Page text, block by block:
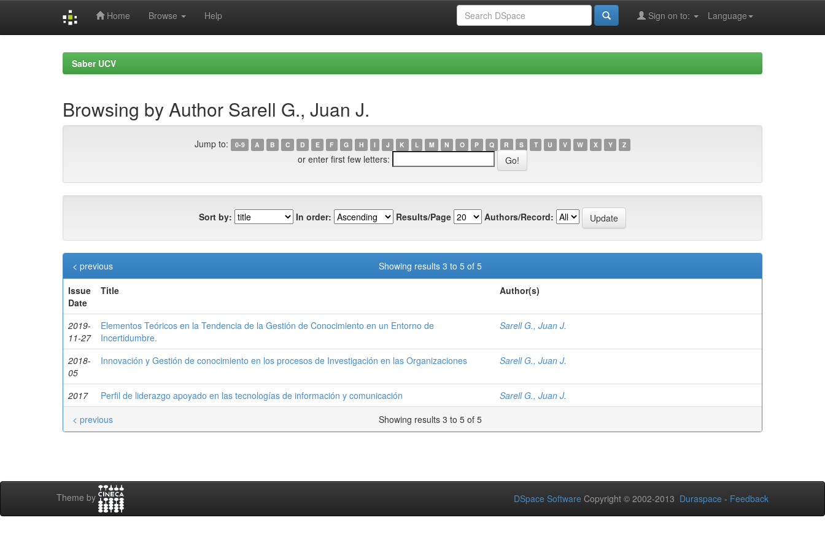
Home Browse Help Language
Sign on to:
Saber UCV
Browsing by Author Sarell G., Juan J.
Jump to: 0-9 A B C D E F G H I J K L M N O P Q R S T U V W X Y Z
or enter first few letters:
Sort by: In order: Results/Page Authors/Record:
Showing results 3 to 5 of 5
< previous
Issue
Date
Title Author(s)
2019-
11-27
Elementos Teóricos en la Tendencia de la Gestión de Conocimiento en un Entorno de
Incertidumbre.
Sarell G., Juan J.
2018-
05
Innovación y Gestión de conocimiento en los procesos de Investigación en las Organizaciones Sarell G., Juan J.
2017 Perfil de liderazgo apoyado en las tecnologías de información y comunicación
Sarell G., Juan J.
Showing results 3 to 5 of 5
< previous
Theme by DSpace Software Copyright © 2002-2013 Duraspace - Feedback